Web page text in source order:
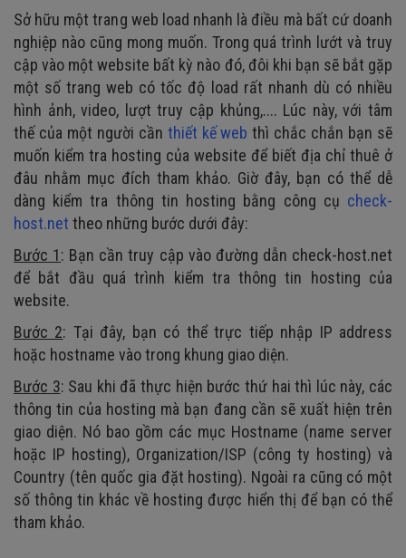
Sở hữu một trang web load nhanh là điều mà bất cứ doanh
nghiệp nào cũng mong muốn. Trong quá trình lướt và truy
cập vào một website bất kỳ nào đó, đôi khi bạn sẽ bắt gặp
một số trang web có tốc độ load rất nhanh dù có nhiều
hình ảnh, video, lượt truy cập khủng,.... Lúc này, với tâm
thế của một người cần thiết kế web thì chắc chắn bạn sẽ
muốn kiểm tra hosting của website để biết địa chỉ thuê ở
đâu nhằm mục đích tham khảo. Giờ đây, bạn có thể dễ
dàng kiểm tra thông tin hosting bằng công cụ check-
host.net theo những bước dưới đây:
Bước 1: Bạn cần truy cập vào đường dẫn check-host.net
để bắt đầu quá trình kiểm tra thông tin hosting của
website.
Bước 2: Tại đây, bạn có thể trực tiếp nhập IP address
hoặc hostname vào trong khung giao diện.
Bước 3: Sau khi đã thực hiện bước thứ hai thì lúc này, các
thông tin của hosting mà bạn đang cần sẽ xuất hiện trên
giao diện. Nó bao gồm các mục Hostname (name server
hoặc IP hosting), Organization/ISP (công ty hosting) và
Country (tên quốc gia đặt hosting). Ngoài ra cũng có một
số thông tin khác về hosting được hiển thị để bạn có thể
tham khảo.